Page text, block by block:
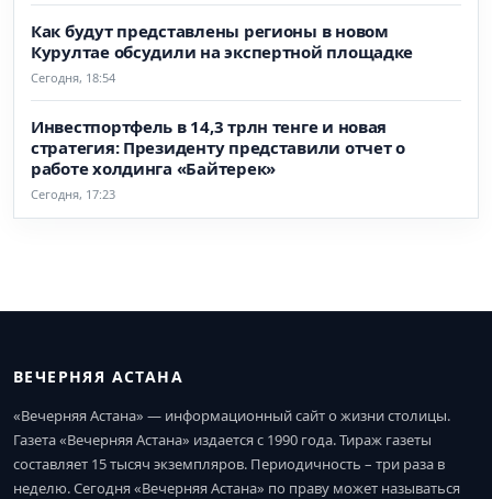
Как будут представлены регионы в новом
Курултае обсудили на экспертной площадке
Сегодня, 18:54
Инвестпортфель в 14,3 трлн тенге и новая
стратегия: Президенту представили отчет о
работе холдинга «Байтерек»
Сегодня, 17:23
ВЕЧЕРНЯЯ АСТАНА
«Вечерняя Астана» — информационный сайт о жизни столицы.
Газета «Вечерняя Астана» издается с 1990 года. Тираж газеты
составляет 15 тысяч экземпляров. Периодичность – три раза в
неделю. Сегодня «Вечерняя Астана» по праву может называться